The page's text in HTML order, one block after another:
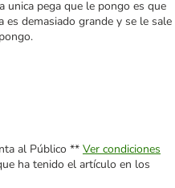
unica pega que le pongo es que
es demasiado grande y se le sale
al Público ** Ver condiciones
ha tenido el artículo en los